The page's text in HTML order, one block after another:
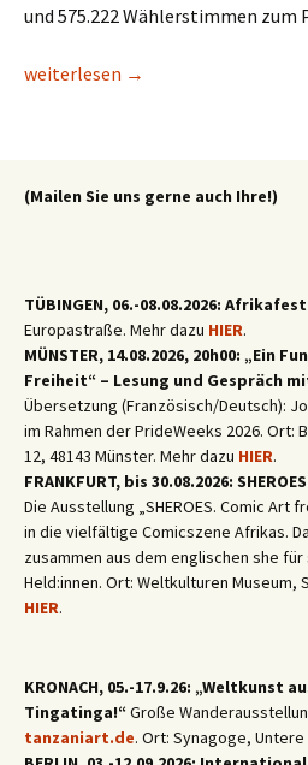
und 575.222 Wählerstimmen zum
Gabun/Präsidentschaftswahl
weiterlesen →
(Mailen Sie uns gerne auch Ihre!)
TÜBINGEN, 06.-08.08.2026:
Europastraße. Mehr dazu HIER.
MÜNSTER, 14.08.2026, 20h00: „Ein
Freiheit“ – Lesung und Gespräch
Übersetzung (Französisch/Deutsch):
im Rahmen der PrideWeeks 2026. Ort:
12, 48143 Münster. Mehr dazu HIER.
FRANKFURT, bis 30.08.2026:
Die Ausstellung „SHEROES. Comic Art
in die vielfältige Comicszene Afrikas.
zusammen aus dem englischen she
Held:innen. Ort: Weltkulturen Museum,
HIER.
KRONACH, 05.-17.9.26: „Weltkunst
Tingatinga!“Große
tanzaniart.de. Ort: Synagoge, Untere